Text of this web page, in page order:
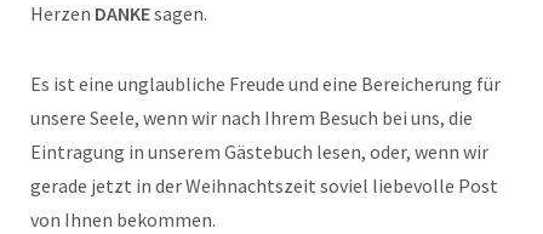
Herzen DANKEsagen.
Es ist eine unglaubliche Freude und eine Bereicherung für
unsere Seele, wenn wir nach Ihrem Besuch bei uns, die
Eintragung in unserem Gästebuch lesen, oder, wenn wir
gerade jetzt in der Weihnachtszeit soviel liebevolle Post
von Ihnen bekommen.